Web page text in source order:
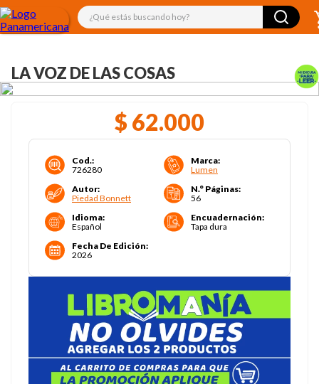
¿Qué estás buscando hoy?
LA VOZ DE LAS COSAS
$ 62.000
Cod.:
726280
Marca:
Lumen
Autor:
Piedad Bonnett
N.° Páginas:
56
Idioma:
Español
Encuadernación:
Tapa dura
Fecha De Edición:
2026